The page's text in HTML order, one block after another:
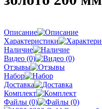
Описание
Характеристики
Наличие
Видео (0)
Отзывы
Набор
Доставка
Комплект
Файлы (0)